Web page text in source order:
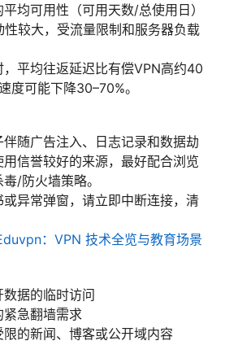
均可用性（可用天数/总使用日）
较大，受流量限制和服务器负载
平均往返延迟比有偿VPN高约40
度可能下降30–70%。
随广告注入、日志记录和数据劫
信誉较好的来源，最好配合浏览
/防火墙策略。
异常弹窗，请立即中断连接，清
：VPN 技术全览与教育场景
据的临时访问
紧急翻墙需求
的新闻、博客或公开域内容